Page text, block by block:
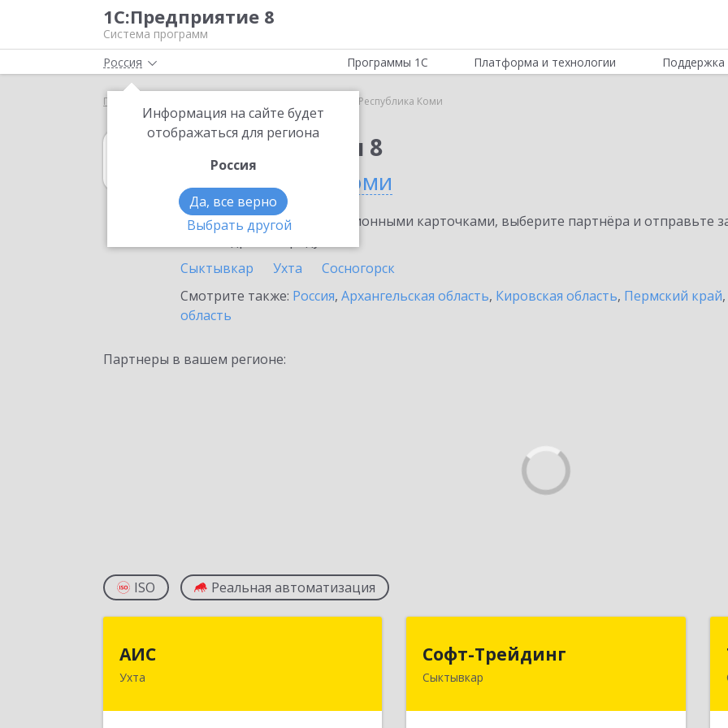
1С:Предприятие 8
Система программ
Россия
Информация на сайте будет
отображаться для региона
Россия
Да, все верно
Выбрать другой
Программы 1С Платформа и технологии Поддержка
Главная Республика Коми
1С:Бухгалтерия 8
в Республике Коми
Ознакомьтесь с информационными карточками, выберите партнёра и отправьте
Сыктывкар
Ухта
Сосногорск
Смотрите также: Россия, Архангельская область, Кировская область, Пермский край,
область
Партнеры в вашем регионе:
ISO Реальная автоматизация
АИС
Ухта
Софт-Трейдинг
Сыктывкар167005, Коми Респ, Сыктывкар г,